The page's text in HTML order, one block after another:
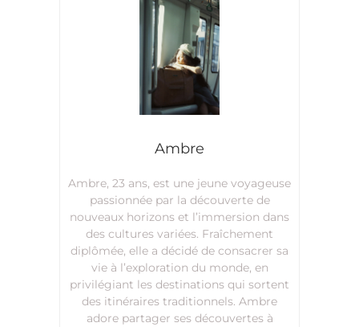
Ambre
Ambre, 23 ans, est une jeune voyageuse
passionnée par la découverte de
nouveaux horizons et l’immersion dans
des cultures variées. Fraîchement
diplômée, elle a décidé de consacrer sa
vie à l’exploration du monde, en
privilégiant les destinations qui sortent
des itinéraires traditionnels. Ambre
adore partager ses découvertes à